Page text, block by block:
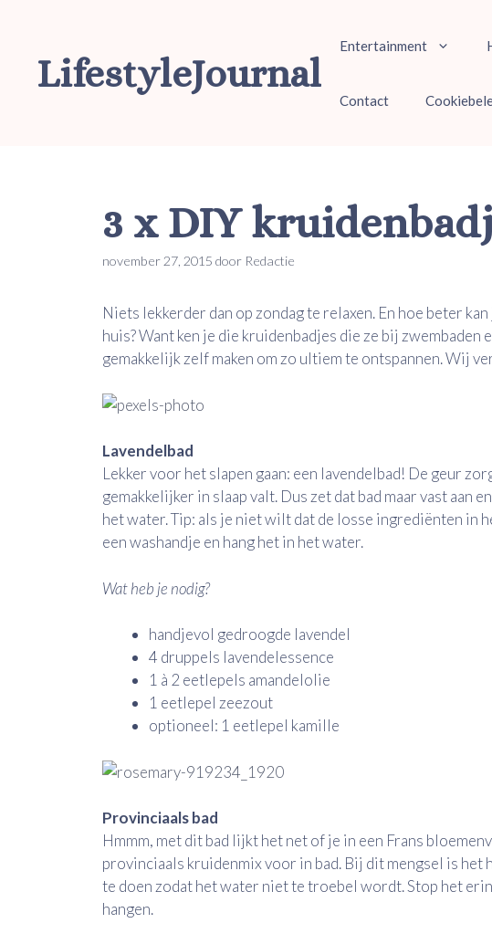
inhoudLifestyleJournal
Entertainment
Contact
3 x DIY
november 27, 2015 door Redactie
Niets lekkerder dan op zondag te relaxen. En hoe beter
huis? Want ken je die kruidenbadjes die ze bij zwembaden
gemakkelijk zelf maken om zo ultiem te ontspannen. Wij
Lavendelbad
Lekker voor het slapen gaan: een lavendelbad! De geur
gemakkelijker in slaap valt. Dus zet dat bad maar vast aan
het water. Tip: als je niet wilt dat de losse ingrediënten in
een washandje en hang het in het water.
Wat heb je nodig?
handjevol gedroogde lavendel
4 druppels lavendelessence
1 à 2 eetlepels amandelolie
1 eetlepel zeezout
optioneel: 1 eetlepel kamille
Provinciaals bad
Hmmm, met dit bad lijkt het net of je in een Frans
provinciaals kruidenmix voor in bad. Bij dit mengsel is het
te doen zodat het water niet te troebel wordt. Stop het
hangen.